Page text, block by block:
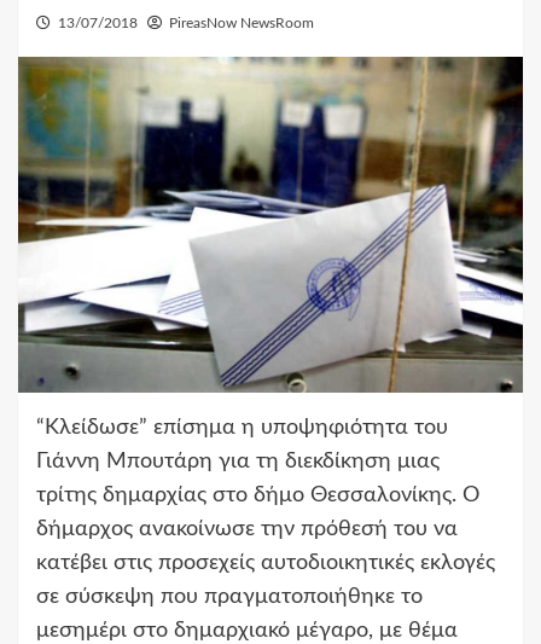
13/07/2018 PireasNow NewsRoom
“Κλείδωσε” επίσημα η υποψηφιότητα του
Γιάννη Μπουτάρη για τη διεκδίκηση μιας
τρίτης δημαρχίας στο δήμο Θεσσαλονίκης. Ο
δήμαρχος ανακοίνωσε την πρόθεσή του να
κατέβει στις προσεχείς αυτοδιοικητικές εκλογές
σε σύσκεψη που πραγματοποιήθηκε το
μεσημέρι στο δημαρχιακό μέγαρο, με θέμα